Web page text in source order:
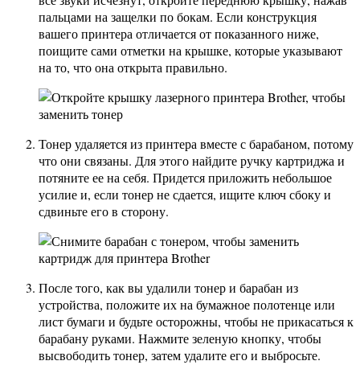
пальцами на защелки по бокам. Если конструкция
вашего принтера отличается от показанного ниже,
поищите сами отметки на крышке, которые указывают
на то, что она открыта правильно.
Тонер удаляется из принтера вместе с барабаном, потому
что они связаны. Для этого найдите ручку картриджа и
потяните ее на себя. Придется приложить небольшое
усилие и, если тонер не сдается, ищите ключ сбоку и
сдвиньте его в сторону.
После того, как вы удалили тонер и барабан из
устройства, положите их на бумажное полотенце или
лист бумаги и будьте осторожны, чтобы не прикасаться к
барабану руками. Нажмите зеленую кнопку, чтобы
высвободить тонер, затем удалите его и выбросьте.